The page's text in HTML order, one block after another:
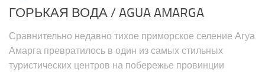
ГОРЬКАЯ ВОДА / AGUA AMARGA
Сравнительно недавно тихое приморское селение Агуа
Амарга превратилось в один из самых стильных
туристических центров на побережье провинции